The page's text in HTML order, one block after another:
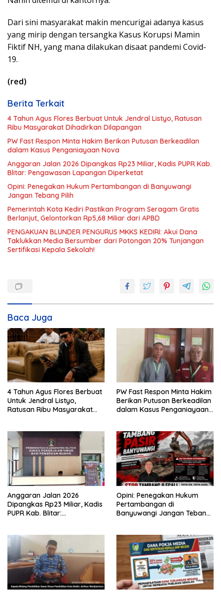
Dari sini masyarakat makin mencurigai adanya kasus
yang mirip dengan tersangka Kasus Korupsi Mamin
Fiktif NH, yang mana dilakukan disaat pandemi Covid-
19.
(red)
Berita Terkait
4 Tahun Agus Flores Berbuat Untuk Jendral Listyo, Ratusan
Ribu Masyarakat Dihadirkan Dilapangan
PW Fast Respon Minta Hakim Berikan Putusan Berkeadilan
dalam Kasus Penganiayaan Nova
Anggaran Jalan 2026 Dipangkas Rp23 Miliar, Kadis PUPR Kab.
Blitar: Pengawasan Lapangan Diperketat
Opini: Penegakan Hukum Pertambangan di Banyuwangi
Jangan Tebang Pilih
Pemerintah Kota Kediri Pastikan Program Seragam Gratis
Berlanjut, Gelontorkan Rp5,68 Miliar dari APBD
PENGAKUAN BLUNDER PENGURUS MKKS KEDIRI: Akui Dana
Taklukkan Media Bersumber dari Potongan 20% Tunjangan
Sertifikasi Kepala Sekolah!
Baca Juga
4 Tahun Agus Flores Berbuat
Untuk Jendral Listyo,
Ratusan Ribu Masyarakat
PW Fast Respon Minta Hakim
Berikan Putusan Berkeadilan
dalam Kasus Penganiayaan
Anggaran Jalan 2026
Dipangkas Rp23 Miliar, Kadis
PUPR Kab. Blitar:
Opini: Penegakan Hukum
Pertambangan di
Banyuwangi Jangan Tebang